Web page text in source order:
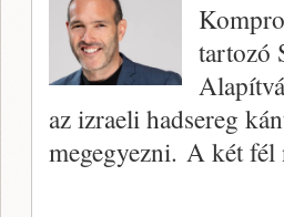
tartozó
az izraeli hadsereg
megegyezni. A két